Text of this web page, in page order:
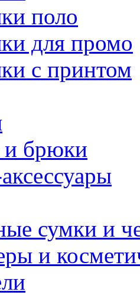
поло
для промо
с принтом
брюки
сумки и
и